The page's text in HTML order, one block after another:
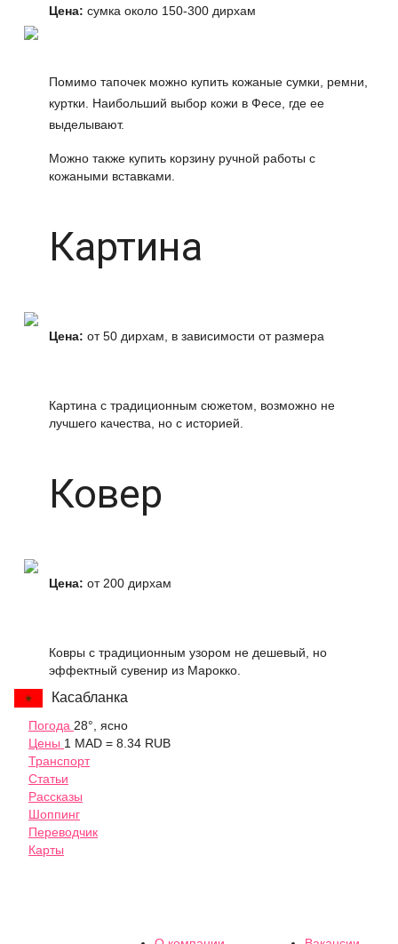
Цена: сумка около 150-300 дирхам
Помимо тапочек можно купить кожаные сумки, ремни,
куртки. Наибольший выбор кожи в Фесе, где ее
выделывают.
Можно также купить корзину ручной работы с
кожаными вставками.
Картина
Цена: от 50 дирхам, в зависимости от размера
Картина с традиционным сюжетом, возможно не
лучшего качества, но с историей.
Ковер
Цена: от 200 дирхам
Ковры с традиционным узором не дешевый, но
эффектный сувенир из Марокко.
Касабланка
Погода 28°, ясно
Цены 1 MAD = 8.34 RUB
Транспорт
Статьи
Рассказы
Шоппинг
Переводчик
Карты